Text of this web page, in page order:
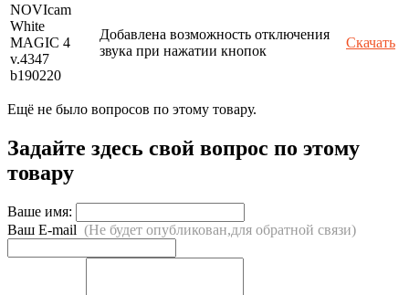
NOVIcam
White
MAGIC 4
v.4347
b190220
Добавлена возможность отключения
звука при нажатии кнопок
Скачать
Ещё не было вопросов по этому товару.
Задайте здесь свой вопрос по этому
товару
Ваше имя:
Ваш E-mail (Не будет опубликован,для обратной связи)